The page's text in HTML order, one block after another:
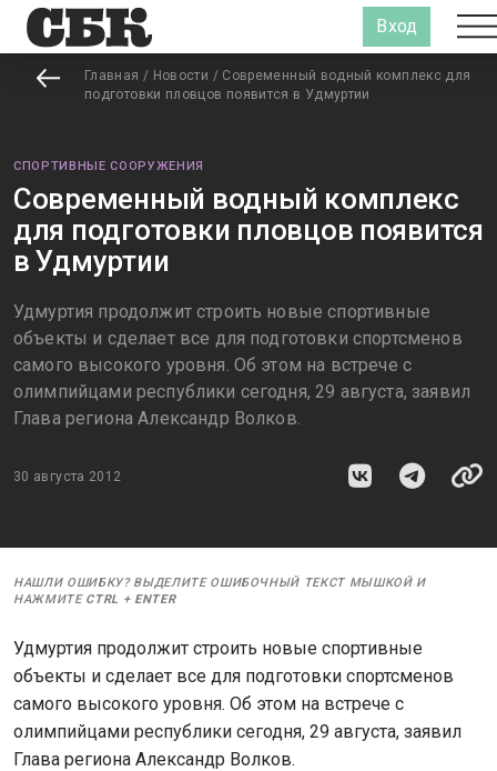
Вход
Главная / Новости / Современный водный комплекс для
подготовки пловцов появится в Удмуртии
СПОРТИВНЫЕ СООРУЖЕНИЯ
Современный водный комплекс
для подготовки пловцов появится
в Удмуртии
Удмуртия продолжит строить новые спортивные
объекты и сделает все для подготовки спортсменов
самого высокого уровня. Об этом на встрече с
олимпийцами республики сегодня, 29 августа, заявил
Глава региона Александр Волков.
30 августа 2012
НАШЛИ ОШИБКУ? ВЫДЕЛИТЕ ОШИБОЧНЫЙ ТЕКСТ МЫШКОЙ И
НАЖМИТЕ CTRL + ENTER
Удмуртия продолжит строить новые спортивные
объекты и сделает все для подготовки спортсменов
самого высокого уровня. Об этом на встрече с
олимпийцами республики сегодня, 29 августа, заявил
Глава региона Александр Волков.